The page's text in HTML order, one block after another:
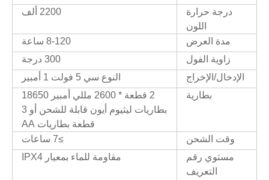
درجة حرارة
اللون
2200 ألف
مدة العرض
8-120 ساعة
زاوية الفول
300 درجة
الإدخال/الإخراج
النوع سي 5 فولت 1 أمبير
بطارية
2 قطعة * 2600 مللي أمبير 18650
بطاريات ليثيوم أيون قابلة للشحن أو 3
قطعة بطاريات AA
وقت الشحن
≥7 ساعات
مستوي رقم
التعريف
مقاومة للماء بمعيار IPX4